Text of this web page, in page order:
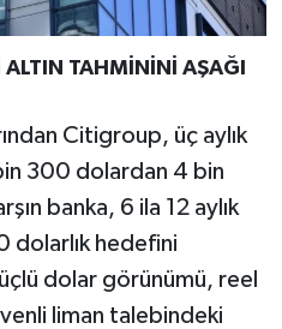
TAHMİNİNİ AŞAĞI
Citigroup, üç aylık
300 dolardan 4 bin
banka, 6 ila 12 aylık
dolarlık hedefini
dolar görünümü, reel
liman talebindeki